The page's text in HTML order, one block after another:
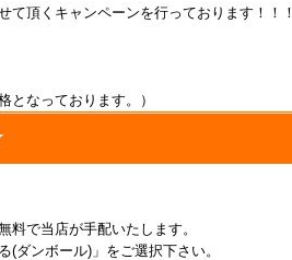
頂くキャンペーンを行っております！！！
となっております。）
で当店が手配いたします。
ダンボール)」をご選択下さい。